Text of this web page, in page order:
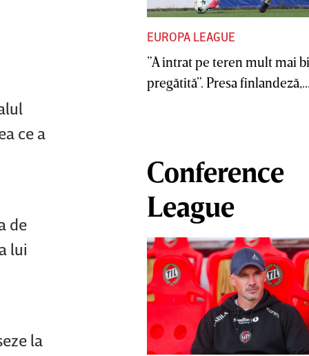
ce a
de
lui
la
EUROPA LEAGUE
”A intrat pe teren mult mai
pregătită”. Presa
Conference
League